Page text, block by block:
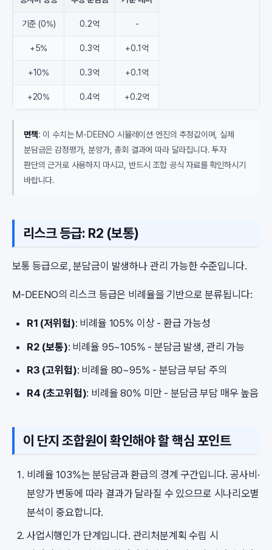
기준 (0%) 0.2억 -
+5% 0.3억 +0.1억
+10% 0.3억 +0.1억
+20% 0.4억 +0.2억
면책: 이 수치는 M-DEENO 시뮬레이션 엔진의 추정값이며, 실제
분담금은 감정평가, 분양가, 총회 결과에 따라 달라집니다. 투자
판단의 근거로 사용하지 마시고, 반드시 조합 공식 자료를 확인하시기
바랍니다.
리스크 등급: R2 (보통)
보통 등급으로, 분담금이 발생하나 관리 가능한 수준입니다.
M-DEENO의 리스크 등급은 비례율을 기반으로 분류됩니다:
R1 (저위험): 비례율 105% 이상 - 환급 가능성
R2 (보통): 비례율 95~105% - 분담금 발생, 관리 가능
R3 (고위험): 비례율 80~95% - 분담금 부담 주의
R4 (초고위험): 비례율 80% 미만 - 분담금 부담 매우 높음
이 단지 조합원이 확인해야 할 핵심 포인트
비례율 103%는 분담금과 환급의 경계 구간입니다. 공사비·
분양가 변동에 따라 결과가 달라질 수 있으므로 시나리오별
분석이 중요합니다.
사업시행인가 단계입니다. 관리처분계획 수립 시